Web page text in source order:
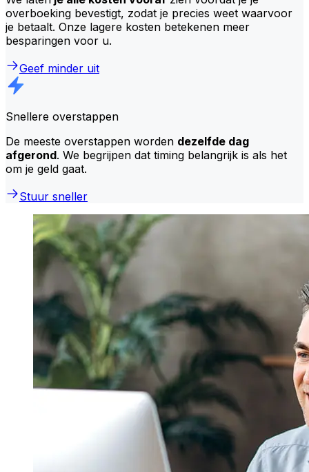
overboeking bevestigt, zodat je precies weet waarvoor
je betaalt. Onze lagere kosten betekenen meer
besparingen voor u.
Geef minder uit
Snellere overstappen
De meeste overstappen worden dezelfde dag
afgerond. We begrijpen dat timing belangrijk is als het
om je geld gaat.
Stuur sneller